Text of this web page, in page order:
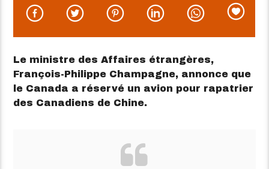
Le ministre des Affaires étrangères,
François-Philippe Champagne, annonce que
le Canada a réservé un avion pour rapatrier
des Canadiens de Chine.